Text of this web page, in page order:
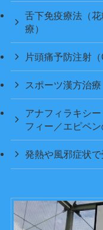
舌下免疫療法（
療）
片頭痛予防注射
スポーツ漢方治療
アナフィラキシ
フィー／エピペ
発熱や風邪症状